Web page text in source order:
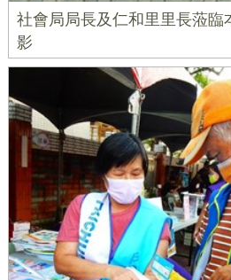
社會局局長及仁和里里長蒞臨
影